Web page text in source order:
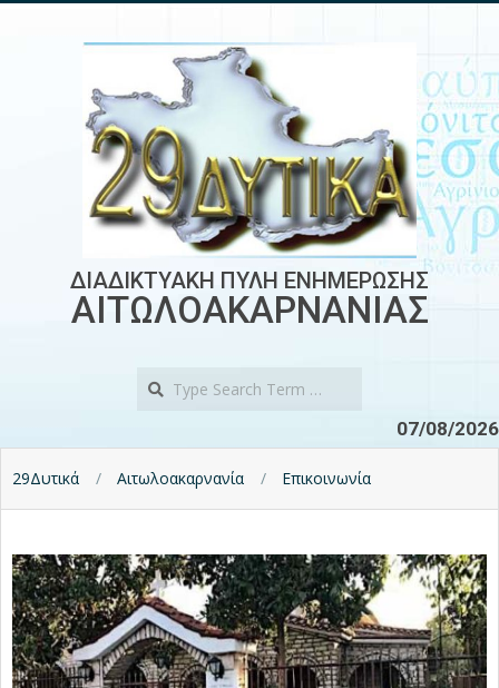
ΔΙΑΔΙΚΤΥΑΚΗ ΠΥΛΗ ΕΝΗΜΕΡΩΣΗΣ
ΑΙΤΩΛΟΑΚΑΡΝΑΝΙΑΣ
07/08/2026
29Δυτικά Αιτωλοακαρνανία Επικοινωνία